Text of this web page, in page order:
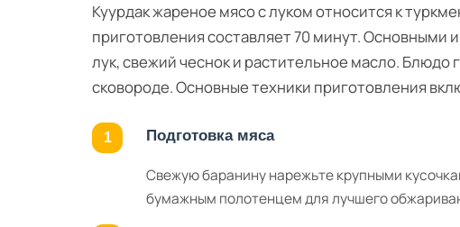
Куурдак жареное мясо с луком относится к
приготовления составляет 70 минут. Основными
лук, свежий чеснок и растительное масло.
сковороде. Основные техники приготовления
Подготовка мяса
Свежую баранину нарежьте крупными
бумажным полотенцем для лучшего